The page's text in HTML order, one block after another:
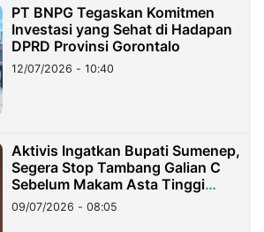
PT BNPG Tegaskan Komitmen
Investasi yang Sehat di Hadapan
DPRD Provinsi Gorontalo
12/07/2026 - 10:40
Aktivis Ingatkan Bupati Sumenep,
Segera Stop Tambang Galian C
Sebelum Makam Asta Tinggi
Longsor
09/07/2026 - 08:05